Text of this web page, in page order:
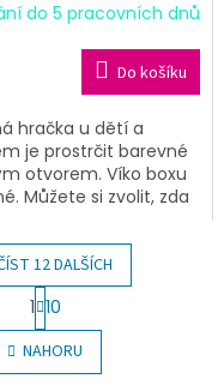
do 5 pracovních dnů
Do košíku
hračka u dětí a
je prostrčit barevné
otvorem. Víko boxu
Můžete si zvolit, zda
O
v
l
12 DALŠÍCH
S
t
r
á
n
1 10
NAHORU